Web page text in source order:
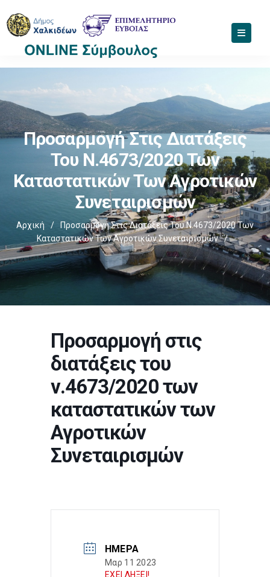
Προσαρμογή Στις Διατάξεις
Του Ν.4673/2020 Των
Καταστατικών Των Αγροτικών
Συνεταιρισμών
Αρχική /
Προσαρμογή Στις Διατάξεις Του Ν.4673/2020 Των
Καταστατικών Των Αγροτικών Συνεταιρισμών
/
Προσαρμογή στις
διατάξεις του
ν.4673/2020 των
καταστατικών των
Αγροτικών
Συνεταιρισμών
ΗΜΈΡΑ
Μαρ 11 2023
ΕΧΕΙ ΛΗΞΕΙ!